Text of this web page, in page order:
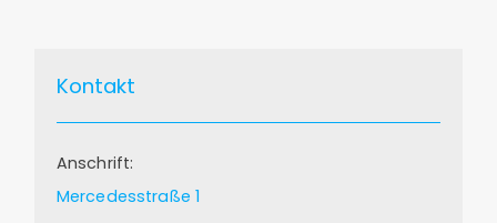
Kontakt
Anschrift:
Mercedesstraße 1